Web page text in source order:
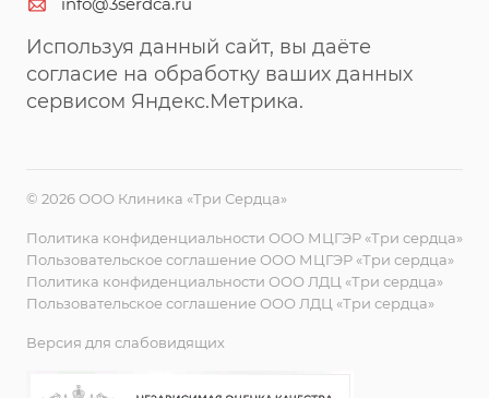
Используя данный сайт, вы даёте
согласие на обработку ваших данных
сервисом Яндекс.Метрика.
© 2026 ООО Клиника «Три Сердца»
Политика конфиденциальности ООО МЦГЭР «Три сердца»
Пользовательское соглашение ООО МЦГЭР «Три сердца»
Политика конфиденциальности ООО ЛДЦ «Три сердца»
Пользовательское соглашение ООО ЛДЦ «Три сердца»
Версия для слабовидящих